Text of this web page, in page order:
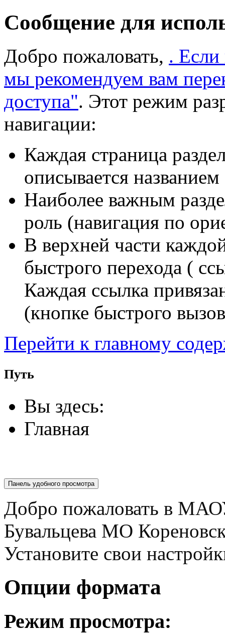
Сообщение для
Добро пожаловать, . Если
мы рекомендуем вам
доступа". Этот режим
навигации:
Каждая страница
описывается
Наиболее важным
роль (навигация по
В верхней части
быстрого перехода (
Каждая ссылка
(кнопке быстрого
Перейти к главному
Путь
Вы здесь:
Главная
Панель удобного просмотра
Добро пожаловать в
Бувальцева МО
Установите свои
Опции формата
Режим просмотра: